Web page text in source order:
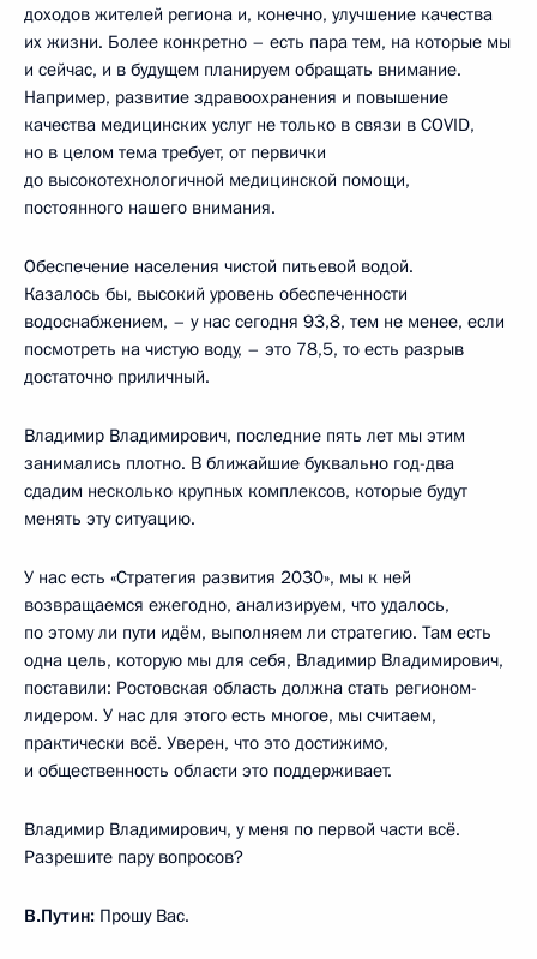
доходов жителей региона и, конечно, улучшение качества
их жизни. Более конкретно – есть пара тем, на которые мы
и сейчас, и в будущем планируем обращать внимание.
Например, развитие здравоохранения и повышение
качества медицинских услуг не только в связи в COVID,
но в целом тема требует, от первички
до высокотехнологичной медицинской помощи,
постоянного нашего внимания.
Обеспечение населения чистой питьевой водой.
Казалось бы, высокий уровень обеспеченности
водоснабжением, – у нас сегодня 93,8, тем не менее, если
посмотреть на чистую воду, – это 78,5, то есть разрыв
достаточно приличный.
Владимир Владимирович, последние пять лет мы этим
занимались плотно. В ближайшие буквально год-два
сдадим несколько крупных комплексов, которые будут
менять эту ситуацию.
У нас есть «Стратегия развития 2030», мы к ней
возвращаемся ежегодно, анализируем, что удалось,
по этому ли пути идём, выполняем ли стратегию. Там есть
одна цель, которую мы для себя, Владимир Владимирович,
поставили: Ростовская область должна стать регионом-
лидером. У нас для этого есть многое, мы считаем,
практически всё. Уверен, что это достижимо,
и общественность области это поддерживает.
Владимир Владимирович, у меня по первой части всё.
Разрешите пару вопросов?
В.Путин: Прошу Вас.